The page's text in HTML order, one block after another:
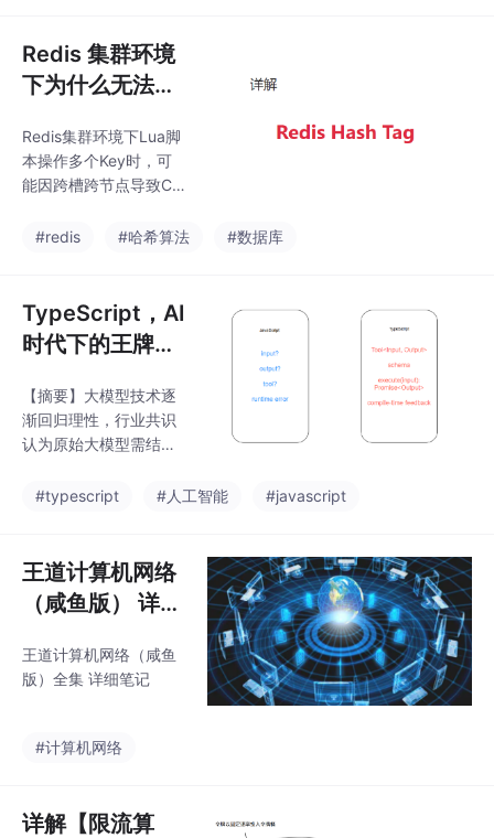
Redis 集群环境
下为什么无法正
/ 事务 / 关联数
据？Redis Hash
题！
Redis集群环境下Lua脚
本操作多个Key时，可
能因跨槽跨节点导致CR
介绍了通过HashTag强
包裹Key中共同部分
（如用户ID）作为哈希
计算依据，使相关Key
法适用于需要原子操作
的业务场景（如余额积
分同步更新），但需注
Tag兼容Lua脚本、事务
#redis #哈希算法 #数据库
TypeScript，AI
时代下的王牌语
【摘要】大模型技术逐
渐回归理性，行业共识
认为原始大模型需结合
化落地。AI产品竞争焦
优势成为智能体开发的
核心语言。智能体(Age
nt)颠覆传统软件模式，
划能力，其复杂系统包
含界面层、编排层、工
制，有效规范模型输
转，显著
#typescript #人工智能 #javascript
王道计算机网络
（咸鱼版） 详细
王道计算机网络（咸鱼
版）全集 详细笔记
#计算机网络
详解【限流算